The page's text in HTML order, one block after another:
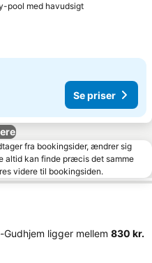
pool med havudsigt
Se priser
fra bookingsider, ændrer sig
altid kan finde præcis det samme
videre til bookingsiden.
ligger mellem ‎830 kr.